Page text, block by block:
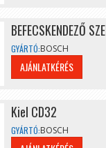
BEFECSKENDEZŐ
GYÁRTÓ:BOSCH
AJÁNLATKÉRÉS
Kiel CD32
GYÁRTÓ:BOSCH